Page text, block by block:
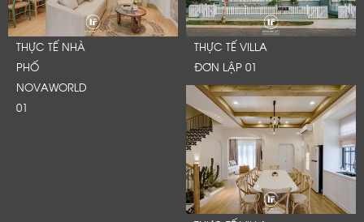
THỰC TẾ NHÀ
PHỐ
NOVAWORLD
01
THỰC TẾ VILLA
ĐƠN LẬP 01